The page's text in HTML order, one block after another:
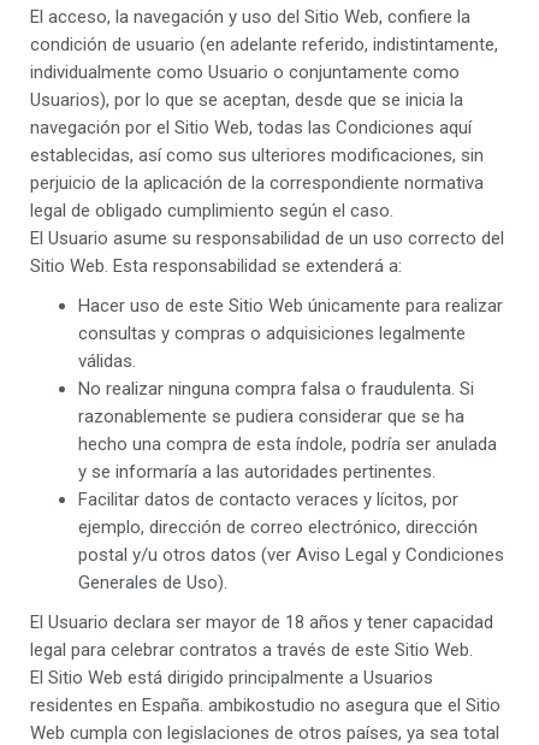
El acceso, la navegación y uso del Sitio Web, confiere la
condición de usuario (en adelante referido, indistintamente,
individualmente como Usuario o conjuntamente como
Usuarios), por lo que se aceptan, desde que se inicia la
navegación por el Sitio Web, todas las Condiciones aquí
establecidas, así como sus ulteriores modificaciones, sin
perjuicio de la aplicación de la correspondiente normativa
legal de obligado cumplimiento según el caso.
El Usuario asume su responsabilidad de un uso correcto del
Sitio Web. Esta responsabilidad se extenderá a:
Hacer uso de este Sitio Web únicamente para realizar
consultas y compras o adquisiciones legalmente
válidas.
No realizar ninguna compra falsa o fraudulenta. Si
razonablemente se pudiera considerar que se ha
hecho una compra de esta índole, podría ser anulada
y se informaría a las autoridades pertinentes.
Facilitar datos de contacto veraces y lícitos, por
ejemplo, dirección de correo electrónico, dirección
postal y/u otros datos (ver Aviso Legal y Condiciones
Generales de Uso).
El Usuario declara ser mayor de 18 años y tener capacidad
legal para celebrar contratos a través de este Sitio Web.
El Sitio Web está dirigido principalmente a Usuarios
residentes en España. ambikostudio no asegura que el Sitio
Web cumpla con legislaciones de otros países, ya sea total